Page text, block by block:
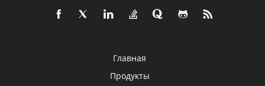
Главная
Продукты